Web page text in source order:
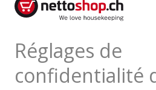
Dans cePDF, vous
et astuces utiles pour